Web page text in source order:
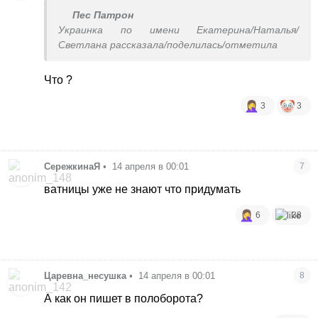
Пес Патрон
Украинка по имени Екатерина/Наталья/
Светлана рассказала/поделилась/отметила
Что ?
3 3
СережкинаЯ • 14 апреля в 00:01 7
ватницы уже не знают что придумать
6 38
Царевна_несушка • 14 апреля в 00:01 8
А как он пишет в полоборота?